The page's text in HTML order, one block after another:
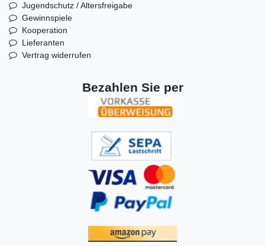
Jugendschutz / Altersfreigabe
Gewinnspiele
Kooperation
Lieferanten
Vertrag widerrufen
Bezahlen Sie per